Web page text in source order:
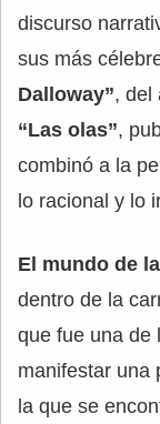
discurso
sus más
Dalloway”, del
“Las olas”,
combinó a la
lo racional y lo
El mundo de
dentro de la
que fue una de
manifestar una
la que se